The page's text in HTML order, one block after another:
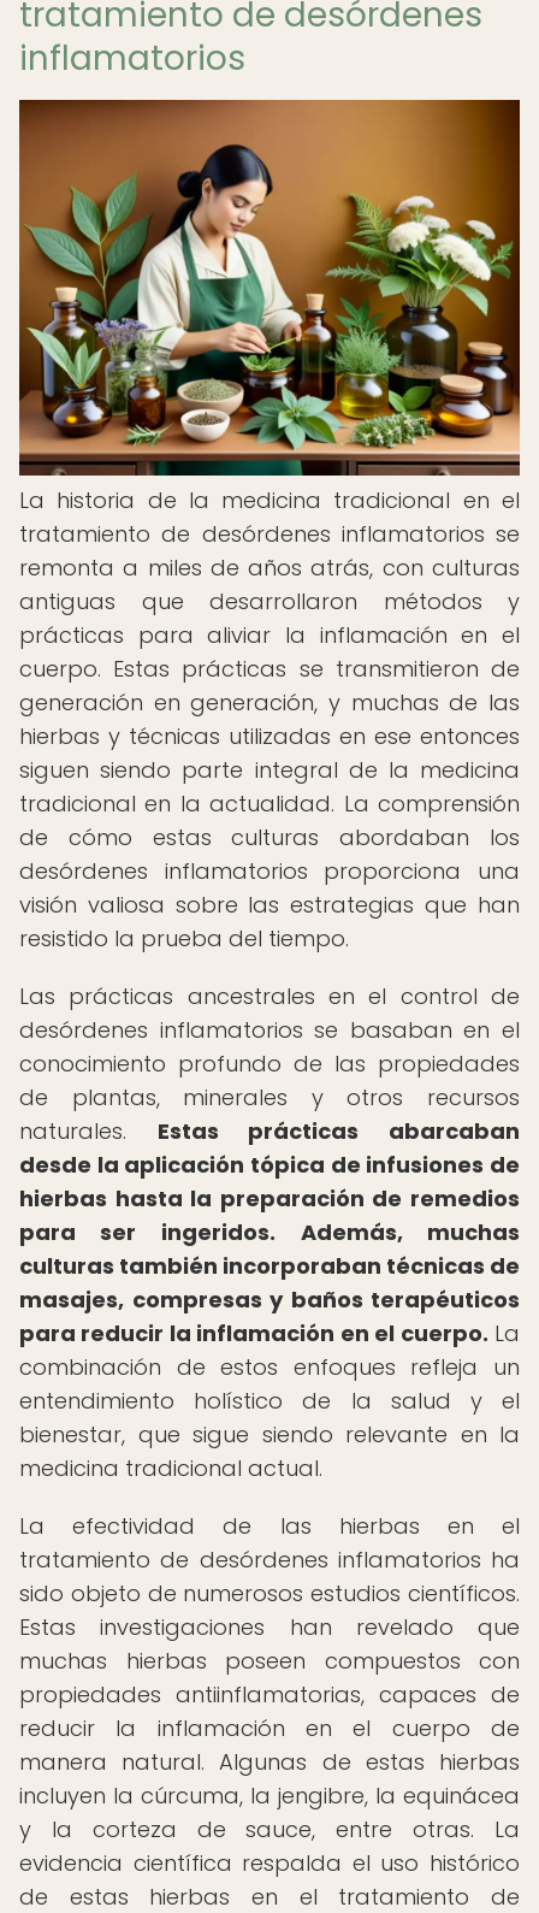
tratamiento de desórdenes
inflamatorios
La historia de la medicina tradicional en el
tratamiento de desórdenes inflamatorios se
remonta a miles de años atrás, con culturas
antiguas que desarrollaron métodos y
prácticas para aliviar la inflamación en el
cuerpo. Estas prácticas se transmitieron de
generación en generación, y muchas de las
hierbas y técnicas utilizadas en ese entonces
siguen siendo parte integral de la medicina
tradicional en la actualidad. La comprensión
de cómo estas culturas abordaban los
desórdenes inflamatorios proporciona una
visión valiosa sobre las estrategias que han
resistido la prueba del tiempo.
Las prácticas ancestrales en el control de
desórdenes inflamatorios se basaban en el
conocimiento profundo de las propiedades
de plantas, minerales y otros recursos
naturales. Estas prácticas abarcaban
desde la aplicación tópica de infusiones de
hierbas hasta la preparación de remedios
para ser ingeridos.
Además, muchas
culturas también incorporaban técnicas de
masajes, compresas y baños terapéuticos
para reducir la inflamación en el cuerpo. La
combinación de estos enfoques refleja un
entendimiento holístico de la salud y el
bienestar, que sigue siendo relevante en la
medicina tradicional actual.
La efectividad de las hierbas en el
tratamiento de desórdenes inflamatorios ha
sido objeto de numerosos estudios científicos.
Estas investigaciones han revelado que
muchas hierbas poseen compuestos con
propiedades antiinflamatorias, capaces de
reducir la inflamación en el cuerpo de
manera natural. Algunas de estas hierbas
incluyen la cúrcuma, la jengibre, la equinácea
y la corteza de sauce, entre otras. La
evidencia científica respalda el uso histórico
de estas hierbas en el tratamiento de